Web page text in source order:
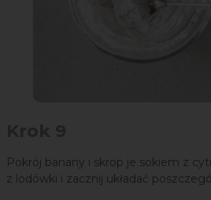
Pokrój banany i skrop je sokiem z
z lodówki i zacznij układać